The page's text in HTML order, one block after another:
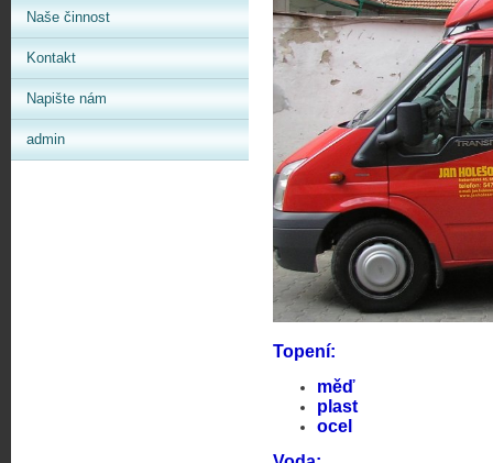
Topení:
měď
plast
ocel
Naše činnost
Kontakt
Napište nám
admin